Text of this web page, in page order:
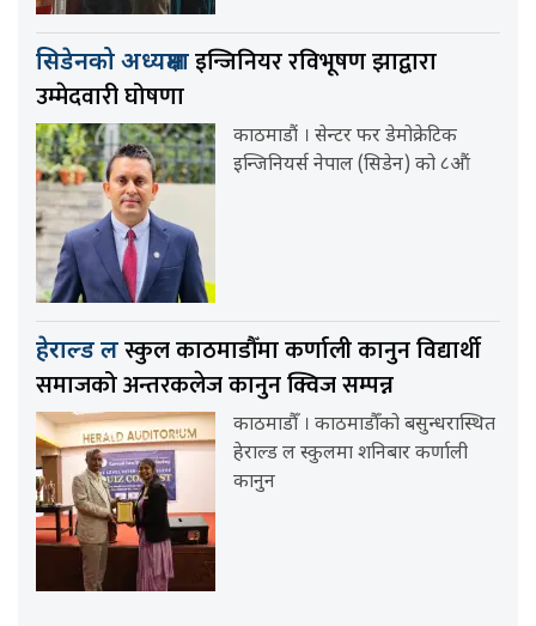
सिडेनको अध्यक्षमाइन्जिनियर रविभूषण झाद्वारा
उम्मेदवारी घोषणा
काठमाडौं । सेन्टर फर डेमोक्रेटिक
इन्जिनियर्स नेपाल (सिडेन) को ८औं
हेराल्ड लस्कुल काठमाडौँमा कर्णाली कानुन विद्यार्थी
समाजको अन्तरकलेज कानुन क्विज सम्पन्न
काठमाडौँ । काठमाडौँको बसुन्धरास्थित
हेराल्ड ल स्कुलमा शनिबार कर्णाली
कानुन